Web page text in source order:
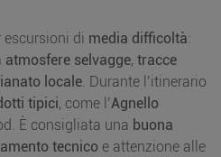
escursioni di media difficoltà:
atmosfere selvagge, tracce
locale. Durante l’itinerario
tipici, come l’Agnello
È consigliata una buona
tecnico e attenzione alle